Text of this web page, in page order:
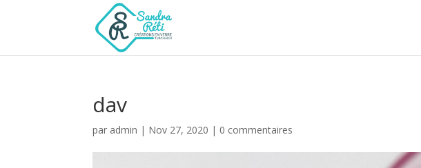
dav
par admin | Nov 27, 2020 | 0 commentaires